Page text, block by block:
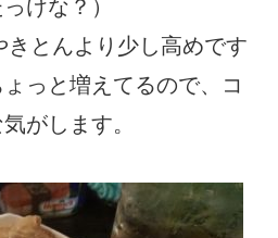
けな？）
きとんより少し高めです
っと増えてるので、コ
がします。